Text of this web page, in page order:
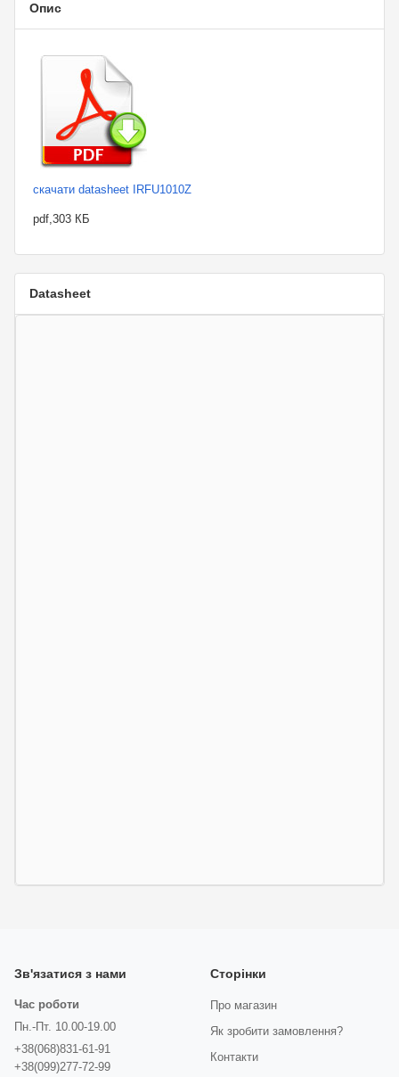
Опис
скачати datasheet IRFU1010Z
pdf,303 КБ
Datasheet
Зв'язатися з нами
Час роботи
Пн.-Пт. 10.00-19.00
+38(068)831-61-91
+38(099)277-72-99
Сторінки
Про магазин
Як зробити замовлення?
Контакти